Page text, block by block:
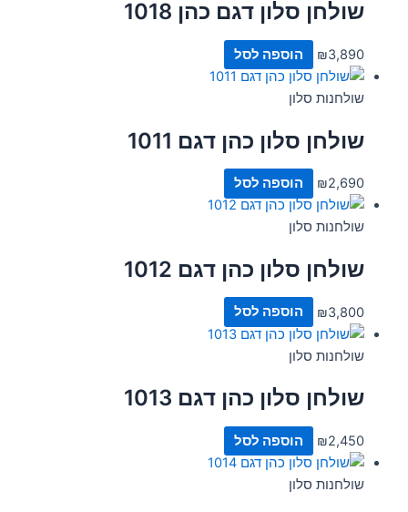
שולחן סלון דגם כהן 1018
₪3,890 הוספה לסל
שולחנות סלון
שולחן סלון כהן דגם 1011
₪2,690 הוספה לסל
שולחנות סלון
שולחן סלון כהן דגם 1012
₪3,800 הוספה לסל
שולחנות סלון
שולחן סלון כהן דגם 1013
₪2,450 הוספה לסל
שולחנות סלון